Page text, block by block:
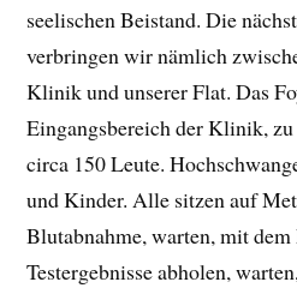
seelischen Beistand. Die
verbringen wir nämlich
Klinik und unserer Flat. Das
Eingangsbereich der Klinik,
circa 150 Leute.
und Kinder. Alle sitzen auf
Blutabnahme, warten, mit
Testergebnisse abholen,